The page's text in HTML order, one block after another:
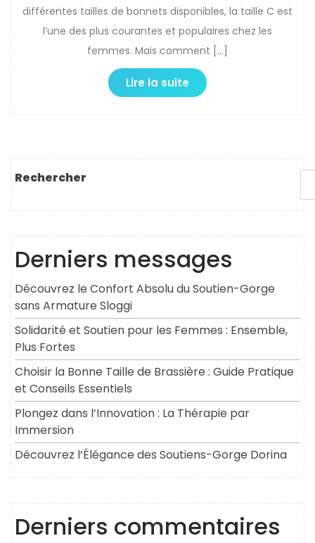
différentes tailles de bonnets disponibles, la taille C est
l’une des plus courantes et populaires chez les
femmes. Mais comment […]
Lire la suite
Rechercher
Derniers messages
Découvrez le Confort Absolu du Soutien-Gorge
sans Armature Sloggi
Solidarité et Soutien pour les Femmes : Ensemble,
Plus Fortes
Choisir la Bonne Taille de Brassière : Guide Pratique
et Conseils Essentiels
Plongez dans l’Innovation : La Thérapie par
Immersion
Découvrez l’Élégance des Soutiens-Gorge Dorina
Derniers commentaires